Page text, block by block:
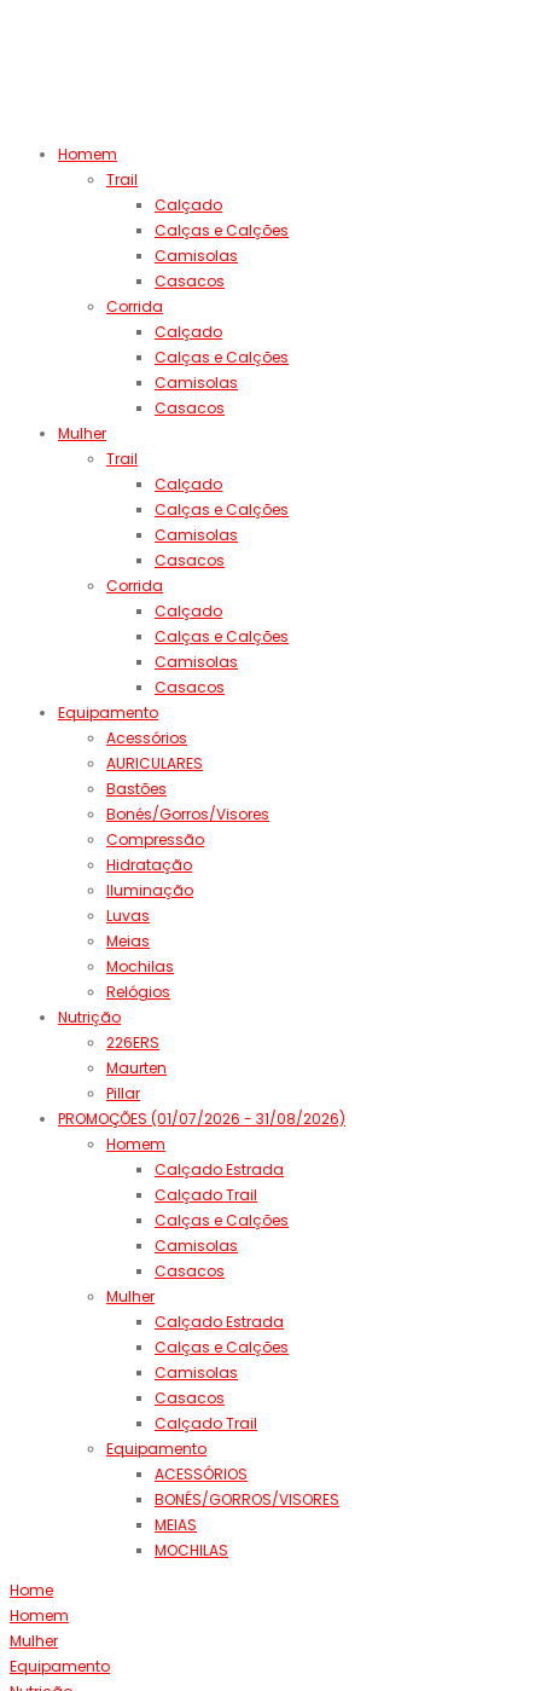
Homem
Trail
Calçado
Calças e Calções
Camisolas
Casacos
Corrida
Calçado
Calças e Calções
Camisolas
Casacos
Mulher
Trail
Calçado
Calças e Calções
Camisolas
Casacos
Corrida
Calçado
Calças e Calções
Camisolas
Casacos
Equipamento
Acessórios
AURICULARES
Bastões
Bonés/Gorros/Visores
Compressão
Hidratação
Iluminação
Luvas
Meias
Mochilas
Relógios
Nutrição
226ERS
Maurten
Pillar
PROMOÇÕES (01/07/2026 - 31/08/2026)
Homem
Calçado Estrada
Calçado Trail
Calças e Calções
Camisolas
Casacos
Mulher
Calçado Estrada
Calças e Calções
Camisolas
Casacos
Calçado Trail
Equipamento
ACESSÓRIOS
BONÉS/GORROS/VISORES
MEIAS
MOCHILAS
Home
Homem
Mulher
Equipamento